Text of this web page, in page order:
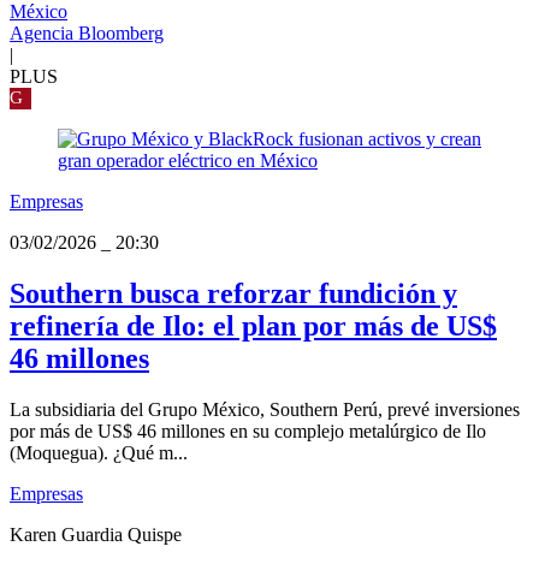
México
Agencia Bloomberg
|
PLUS
G
Empresas
03/02/2026
20:30
Southern busca reforzar fundición y
refinería de Ilo: el plan por más de US$
46 millones
La subsidiaria del Grupo México, Southern Perú, prevé inversiones
por más de US$ 46 millones en su complejo metalúrgico de Ilo
(Moquegua). ¿Qué m...
Empresas
Karen Guardia Quispe